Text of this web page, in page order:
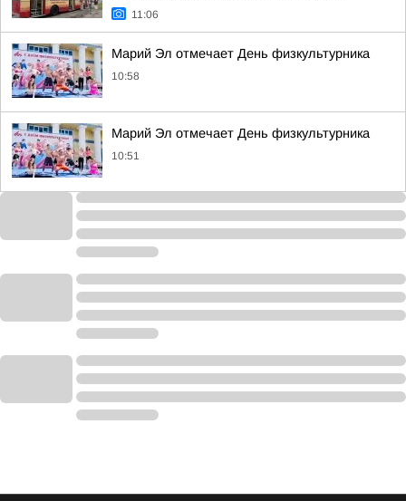
11:06
Марий Эл отмечает День физкультурника
10:58
Марий Эл отмечает День физкультурника
10:51